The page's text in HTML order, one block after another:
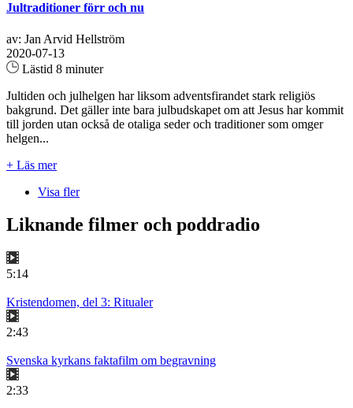
Jultraditioner förr och nu
av: Jan Arvid Hellström
2020-07-13
Lästid 8 minuter
Jultiden och julhelgen har liksom adventsfirandet stark religiös
bakgrund. Det gäller inte bara julbudskapet om att Jesus har kommit
till jorden utan också de otaliga seder och traditioner som omger
helgen...
+ Läs mer
Visa fler
Liknande filmer och poddradio
5:14
Kristendomen, del 3: Ritualer
2:43
Svenska kyrkans faktafilm om begravning
2:33